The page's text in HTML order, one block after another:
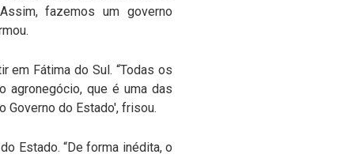
fazemos um governo
em Fátima do Sul. “Todas os
agronegócio, que é uma das
do Estado', frisou.
Estado. “De forma inédita, o